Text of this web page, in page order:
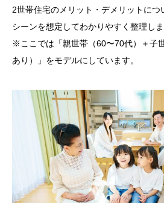
2世帯住宅のメリット・デメリットに
シーンを想定してわかりやすく整理しま
※ここでは「親世帯（60〜70代）＋子
あり）」をモデルにしています。